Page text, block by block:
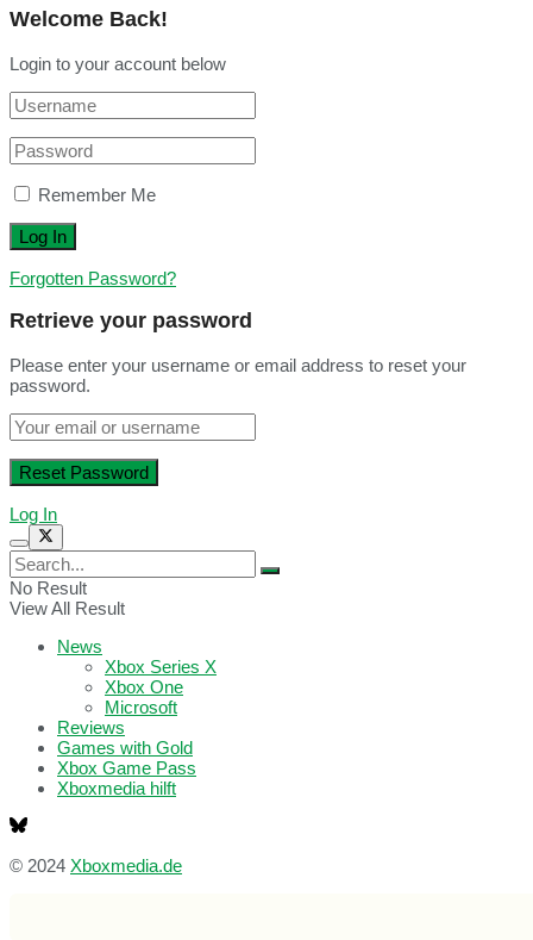
Welcome Back!
Login to your account below
Remember Me
Forgotten Password?
Retrieve your password
Please enter your username or email address to reset your
password.
Log In
No Result
View All Result
News
Xbox Series X
Xbox One
Microsoft
Reviews
Games with Gold
Xbox Game Pass
Xboxmedia hilft
© 2024 Xboxmedia.de